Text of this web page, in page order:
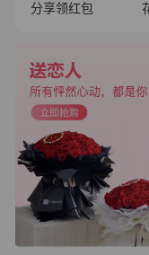
分享领红包